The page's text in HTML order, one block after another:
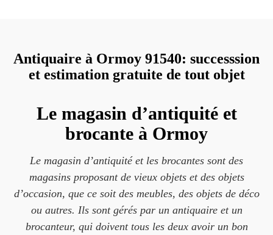
Antiquaire à Ormoy 91540: successsion
et estimation gratuite de tout objet
Le magasin d’antiquité et
brocante à Ormoy
Le magasin d’antiquité et les brocantes sont des
magasins proposant de vieux objets et des objets
d’occasion, que ce soit des meubles, des objets de déco
ou autres. Ils sont gérés par un antiquaire et un
brocanteur, qui doivent tous les deux avoir un bon